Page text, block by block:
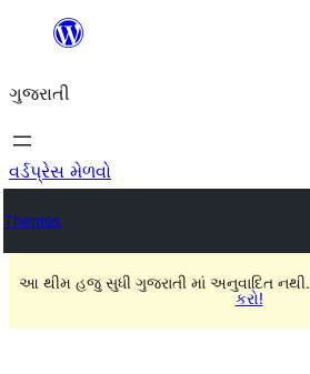
કંટેન્ટ(લખાણ)
જાઓ
ગુજરાતી
વર્ડપ્રેસ મેળવો
Themes
આ થીમ હજુ સુધી ગુજરાતી માં અનુવાદિત નથી.
કરો!